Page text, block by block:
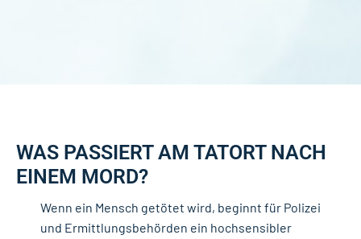
WAS PASSIERT AM TATORT NACH
EINEM MORD?
Wenn ein Mensch getötet wird, beginnt für Polizei
und Ermittlungsbehörden ein hochsensibler